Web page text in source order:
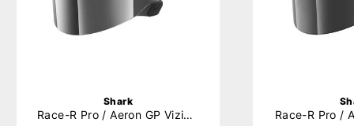
Shark
Race-R Pro / Aeron GP Vizier Mirror
Race-R Pro /